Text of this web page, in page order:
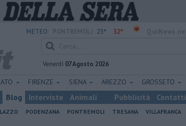
METEO: 23° 32°
Venerdì 07 Agosto 2026
FIRENZE SIENA AREZZO GROSSETO
Blog Interviste Animali Pubblicità Contatti
PODENZANA PONTREMOLI TRESANA
VILLAFRANCA